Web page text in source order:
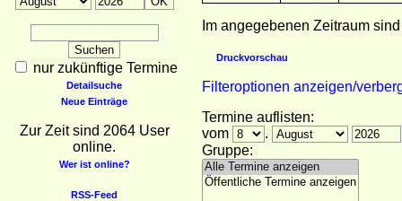
nur zukünftige Termine
Detailsuche
Neue Einträge
Zur Zeit sind 2064 User
online.
Wer ist online?
RSS-Feed
Im angegebenen Zeitraum
Druckvorschau
Filteroptionen anzeigen/
Termine auflisten:
vom
.
Gruppe: